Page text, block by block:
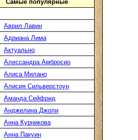
Самые популярные
Аврил Лавин
Адриана Лима
Актуально
Алессандра Амбросио
Алиса Милано
Алисия Сильверстоун
Аманда Сейфрид
Анджелина Джоли
Анна Курникова
Анна Пакуин